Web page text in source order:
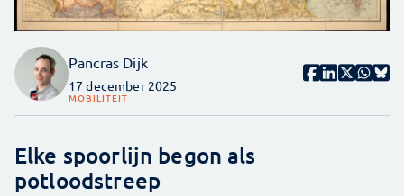
Pancras Dijk
17 december 2025
MOBILITEIT
Elke spoorlijn begon als
potloodstreep